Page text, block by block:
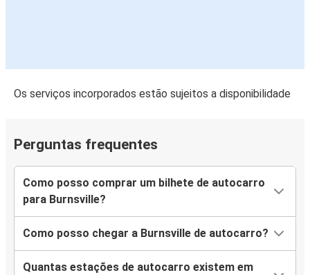
Os serviços incorporados estão sujeitos a disponibilidade
Perguntas frequentes
Como posso comprar um bilhete de autocarro
para Burnsville?
Como posso chegar a Burnsville de autocarro?
Quantas estações de autocarro existem em